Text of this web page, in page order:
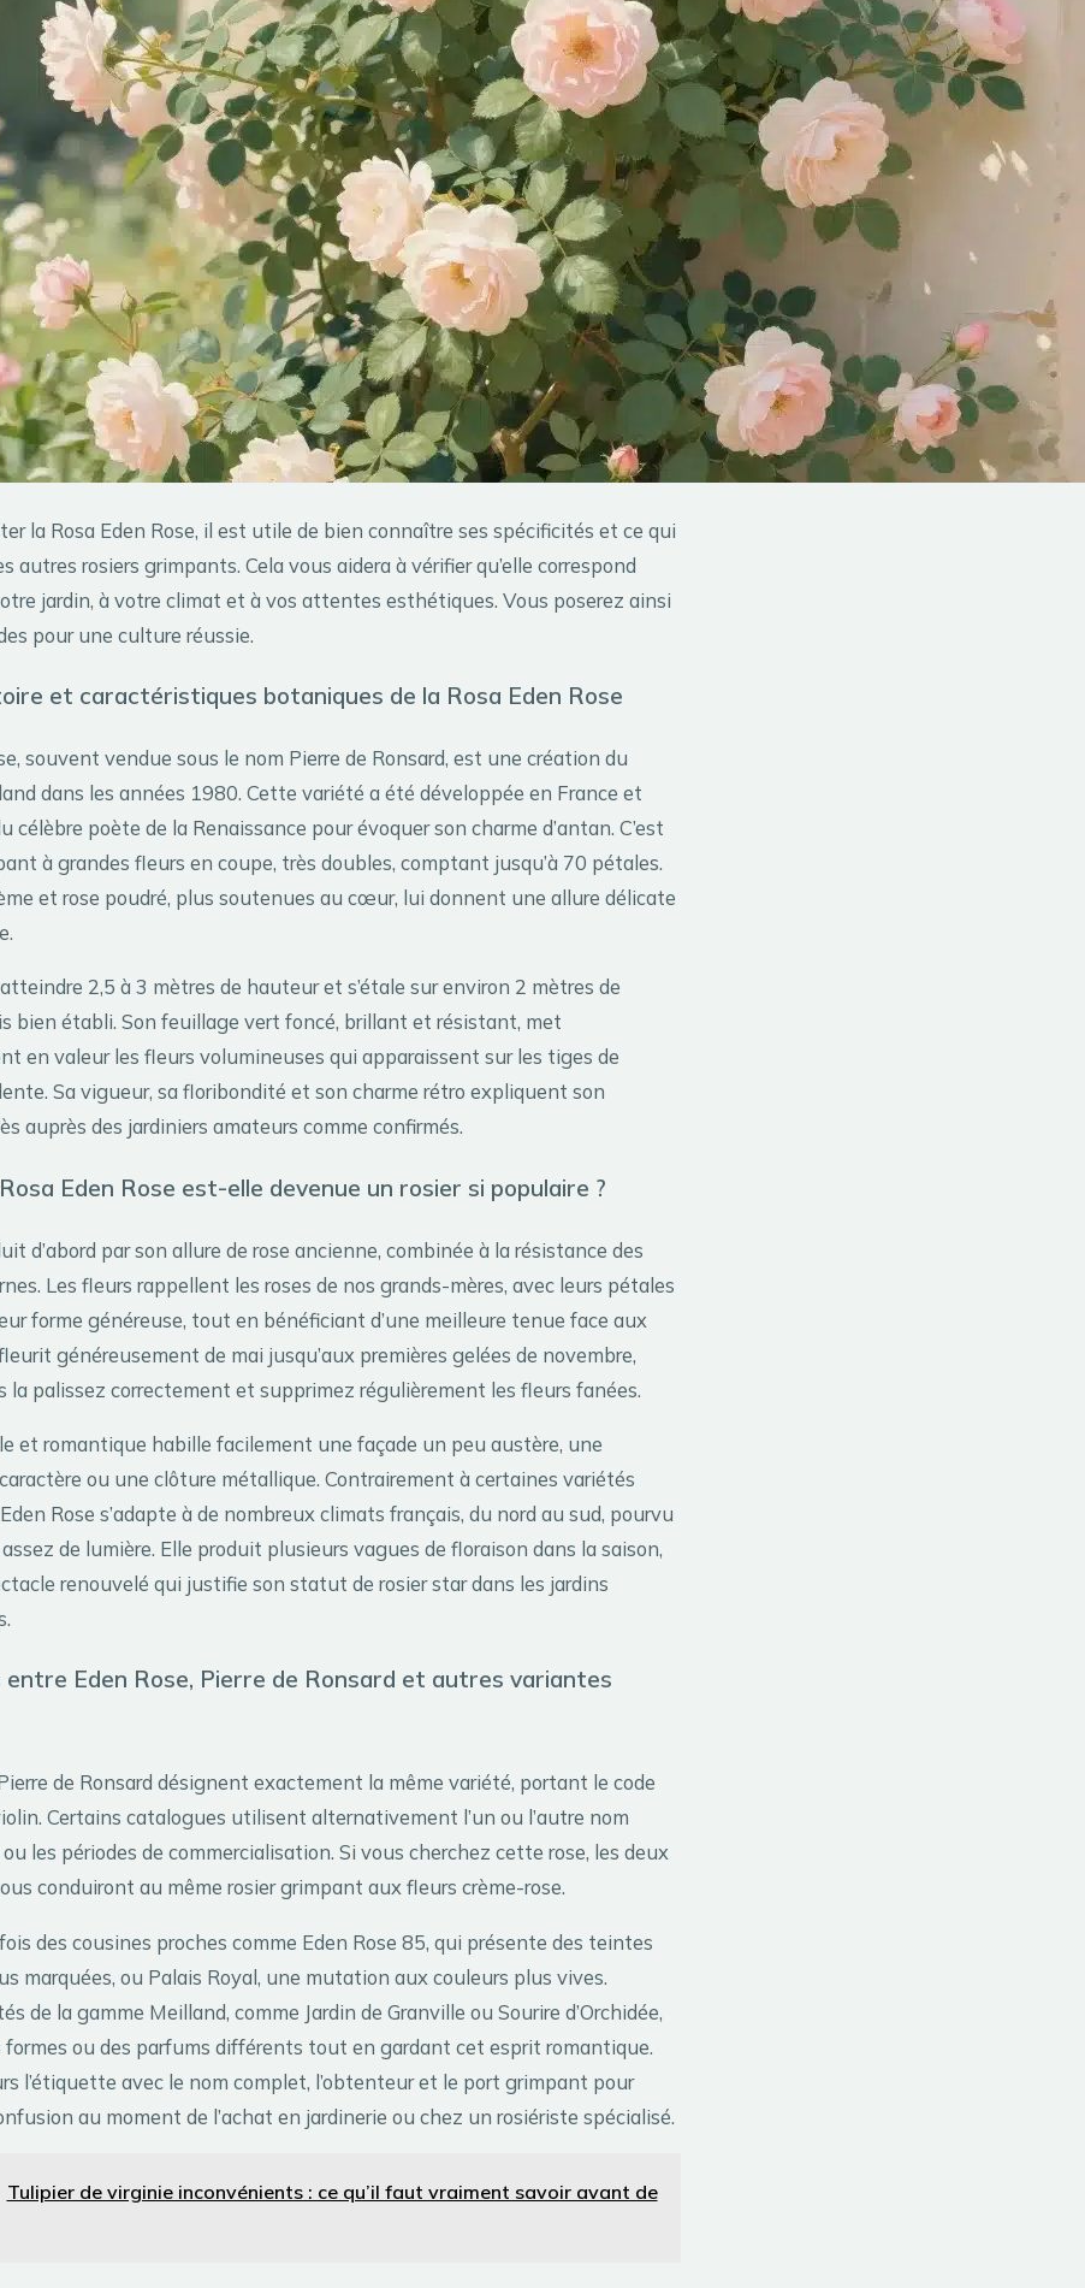
la Rosa Eden Rose, il est utile de bien connaître ses spécificités et ce qui
autres rosiers grimpants. Cela vous aidera à vérifier qu’elle correspond
jardin, à votre climat et à vos attentes esthétiques. Vous poserez ainsi
pour une culture réussie.
et caractéristiques botaniques de la Rosa Eden Rose
souvent vendue sous le nom Pierre de Ronsard, est une création du
dans les années 1980. Cette variété a été développée en France et
célèbre poète de la Renaissance pour évoquer son charme d’antan. C’est
à grandes fleurs en coupe, très doubles, comptant jusqu’à 70 pétales.
et rose poudré, plus soutenues au cœur, lui donnent une allure délicate
2,5 à 3 mètres de hauteur et s’étale sur environ 2 mètres de
bien établi. Son feuillage vert foncé, brillant et résistant, met
en valeur les fleurs volumineuses qui apparaissent sur les tiges de
Sa vigueur, sa floribondité et son charme rétro expliquent son
auprès des jardiniers amateurs comme confirmés.
Eden Rose est-elle devenue un rosier si populaire ?
d’abord par son allure de rose ancienne, combinée à la résistance des
Les fleurs rappellent les roses de nos grands-mères, avec leurs pétales
forme généreuse, tout en bénéficiant d’une meilleure tenue face aux
généreusement de mai jusqu’aux premières gelées de novembre,
la palissez correctement et supprimez régulièrement les fleurs fanées.
et romantique habille facilement une façade un peu austère, une
ou une clôture métallique. Contrairement à certaines variétés
Rose s’adapte à de nombreux climats français, du nord au sud, pourvu
assez de lumière. Elle produit plusieurs vagues de floraison dans la saison,
renouvelé qui justifie son statut de rosier star dans les jardins
Eden Rose, Pierre de Ronsard et autres variantes
de Ronsard désignent exactement la même variété, portant le code
Certains catalogues utilisent alternativement l’un ou l’autre nom
les périodes de commercialisation. Si vous cherchez cette rose, les deux
conduiront au même rosier grimpant aux fleurs crème-rose.
des cousines proches comme Eden Rose 85, qui présente des teintes
marquées, ou Palais Royal, une mutation aux couleurs plus vives.
de la gamme Meilland, comme Jardin de Granville ou Sourire d’Orchidée,
formes ou des parfums différents tout en gardant cet esprit romantique.
l’étiquette avec le nom complet, l’obtenteur et le port grimpant pour
au moment de l’achat en jardinerie ou chez un rosiériste spécialisé.
Tulipier de virginie inconvénients : ce qu’il faut vraiment savoir avant de